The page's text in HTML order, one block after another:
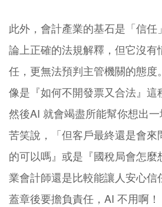
此外，會計產業的基石是「信
論上正確的法規解釋，但它沒有
任，更無法預判主管機關的態度
像是『如何不開發票又合法』這
然後AI 就會竭盡所能幫你想出
苦笑說，「但客戶最終還是會
的可以嗎』或是『國稅局會怎
業會計師還是比較能讓人安心信
蓋章後要擔負責任，AI 不用啊！